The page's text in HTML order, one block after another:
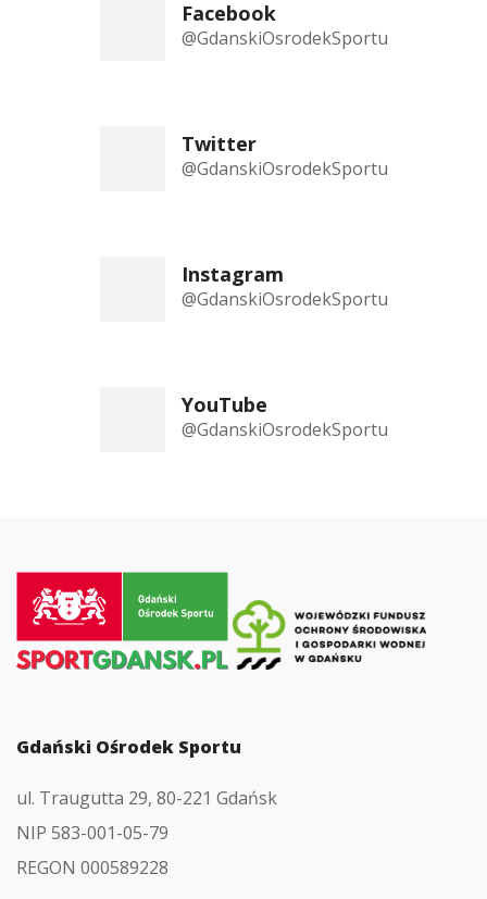
Facebook
@GdanskiOsrodekSportu
Twitter
@GdanskiOsrodekSportu
Instagram
@GdanskiOsrodekSportu
YouTube
@GdanskiOsrodekSportu
do
strony
głównej
Gdański Ośrodek Sportu
ul. Traugutta 29, 80-221 Gdańsk
NIP 583-001-05-79
REGON 000589228